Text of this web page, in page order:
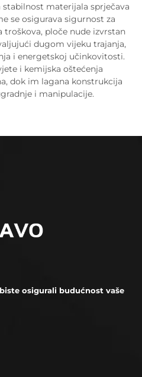
materijala sprječava
se osigurava sigurnost za
troškova, ploče nude izvrstan
dugom vijeku trajanja,
i energetskoj učinkovitosti.
i kemijska oštećenja
dok im lagana konstrukcija
i manipulacije.
osigurali budućnost vaše